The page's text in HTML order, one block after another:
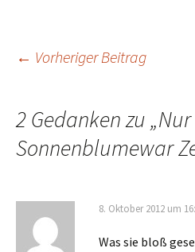
Beitrags-
← Vorheriger Beitrag
2 Gedanken zu „
Sonnenblumewar
8. Oktober 2012 um
Was sie bloß